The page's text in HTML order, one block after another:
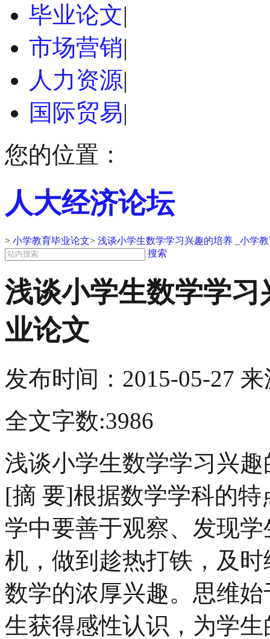
毕业论文|
市场营销|
人力资源|
国际贸易|
您的位置：
人大经济论坛
> 小学教育毕业论文> 浅谈小学生数学学习兴趣的培养 _小学
搜索
浅谈小学生数学学
业论文
发布时间： 2015-05-27 来
全文字数:3986
浅谈小学生数学学习兴趣
[摘 要]根据数学学科的
学中要善于观察、发现
机，做到趁热打铁，及
数学的浓厚兴趣。思维
生获得感性认识，为学